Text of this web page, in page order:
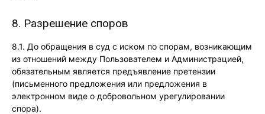
8. Разрешение споров
8.1. До обращения в суд с иском по спорам, возникающим
из отношений между Пользователем и Администрацией,
обязательным является предъявление претензии
(письменного предложения или предложения в
электронном виде о добровольном урегулировании
спора).